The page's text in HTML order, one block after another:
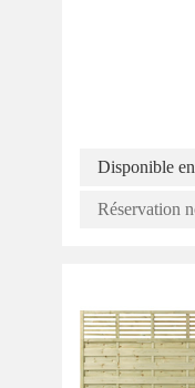
Disponible
Réservation